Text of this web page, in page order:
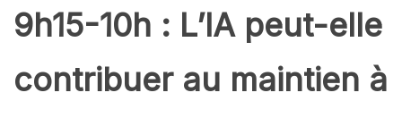
9h15-10h : L’IA peut-elle
contribuer au maintien à